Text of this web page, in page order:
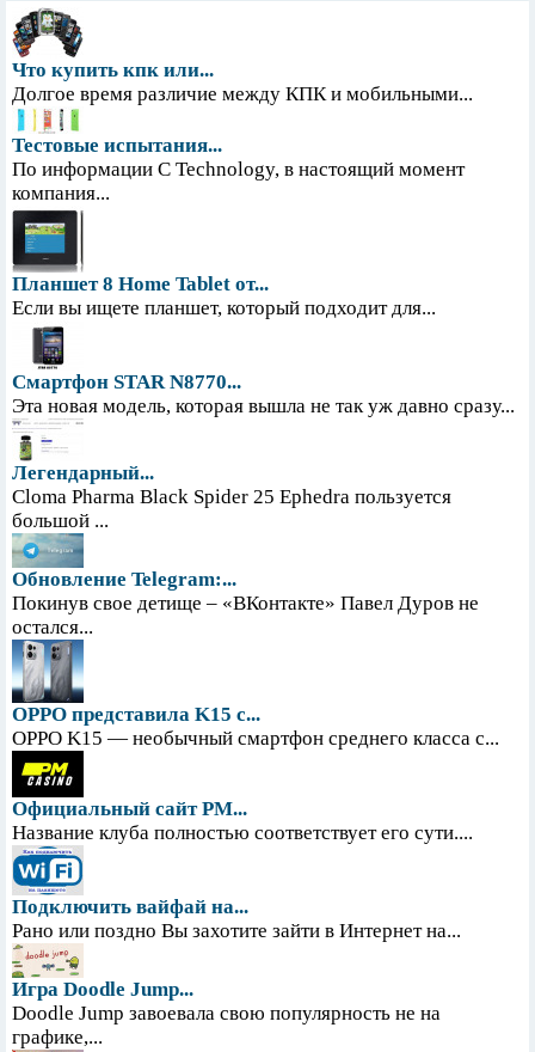
Что купить кпк или...
Долгое время различие между КПК и мобильными...
Тестовые испытания...
По информации С Technology, в настоящий момент
компания...
Планшет 8 Home Tablet от...
Если вы ищете планшет, который подходит для...
Смартфон STAR N8770...
Эта новая модель, которая вышла не так уж давно сразу...
Легендарный...
Cloma Pharma Black Spider 25 Ephedra пользуется
большой ...
Обновление Telegram:...
Покинув свое детище – «ВКонтакте» Павел Дуров не
остался...
OPPO представила K15 с...
OPPO K15 — необычный смартфон среднего класса с...
Официальный сайт PM...
Название клуба полностью соответствует его сути....
Подключить вайфай на...
Рано или поздно Вы захотите зайти в Интернет на...
Игра Doodle Jump...
Doodle Jump завоевала свою популярность не на
графике,...